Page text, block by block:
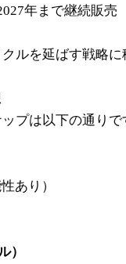
年まで継続販売
ルを延ばす戦略に
プは以下の通りで
あり）
）